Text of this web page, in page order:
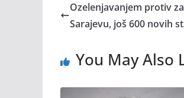
Ozelenjavanjem protiv
Sarajevu, još 600 novih
You May Also